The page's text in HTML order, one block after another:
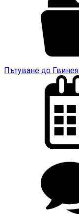
Пътуване до Гвинея